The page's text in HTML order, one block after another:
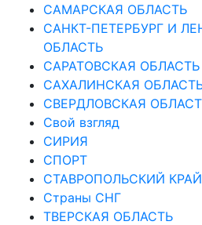
САМАРСКАЯ ОБЛАСТЬ
САНКТ-ПЕТЕРБУРГ И
ОБЛАСТЬ
САРАТОВСКАЯ ОБЛАСТЬ
САХАЛИНСКАЯ
СВЕРДЛОВСКАЯ
Свой взгляд
СИРИЯ
СПОРТ
СТАВРОПОЛЬСКИЙ КРАЙ
Страны СНГ
ТВЕРСКАЯ ОБЛАСТЬ